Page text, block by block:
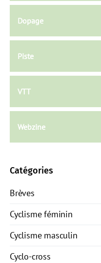
Dopage
Piste
VTT
Webzine
Catégories
Brèves
Cyclisme féminin
Cyclisme masculin
Cyclo-cross